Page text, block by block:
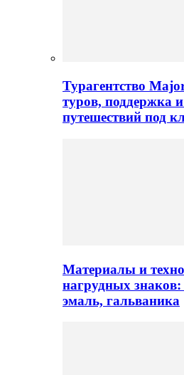
Турагентство
туров, поддержка
путешествий под
Материалы и
нагрудных знаков:
эмаль, гальваника